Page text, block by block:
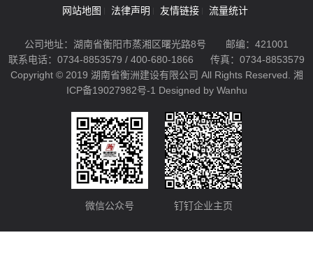
网站地图 法律声明 友情链接 流量统计
公司地址：湖南省衡阳市蒸湘区曙光路8号
邮编：421001
联系电话：0734-8853579 / 400-680-1866
传真：0734-8853579
Copyright © 2019 湖南省衡洲建设有限公司 All Rights Reserved. 湘
ICP备19027982号-1 Designed by Wanhu
微信公众号 钉钉企业主页